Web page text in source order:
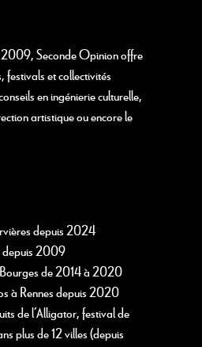
2009, Seconde Opinion offre
festivals et collectivités
en ingénierie culturelle,
artistique ou encore le
depuis 2024
depuis 2009
Bourges de 2014 à 2020
à Rennes depuis 2020
de l’Alligator, festival de
plus de 12 villes (depuis